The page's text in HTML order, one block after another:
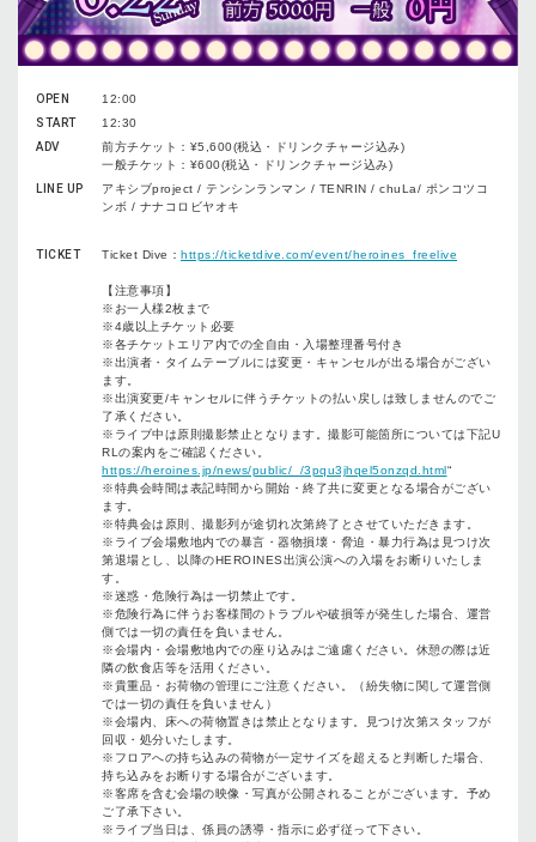
OPEN
12:00
START
12:30
ADV
前方チケット：¥5,600(税込・ドリンクチャージ込み)
一般チケット：¥600(税込・ドリンクチャージ込み)
LINE UP
アキシブproject / テンシンランマン / TENRIN / chuLa/ ポンコツコ
ンボ / ナナコロビヤオキ
TICKET Ticket Dive： https://ticketdive.com/event/heroines_freelive
【注意事項】
※お一人様2枚まで
※4歳以上チケット必要
※各チケットエリア内での全自由・入場整理番号付き
※出演者・タイムテーブルには変更・キャンセルが出る場合がござい
ます。
※出演変更/キャンセルに伴うチケットの払い戻しは致しませんのでご
了承ください。
※ライブ中は原則撮影禁止となります。撮影可能箇所については下記U
RLの案内をご確認ください。
https://heroines.jp/news/public/_/3pqu3jhqel5onzqd.html“
※特典会時間は表記時間から開始・終了共に変更となる場合がござい
ます。
※特典会は原則、撮影列が途切れ次第終了とさせていただきます。
※ライブ会場敷地内での暴言・器物損壊・脅迫・暴力行為は見つけ次
第退場とし、以降のHEROINES出演公演への入場をお断りいたしま
す。
※迷惑・危険行為は一切禁止です。
※危険行為に伴うお客様間のトラブルや破損等が発生した場合、運営
側では一切の責任を負いません。
※会場内・会場敷地内での座り込みはご遠慮ください。休憩の際は近
隣の飲食店等を活用ください。
※貴重品・お荷物の管理にご注意ください。（紛失物に関して運営側
では一切の責任を負いません）
※会場内、床への荷物置きは禁止となります。見つけ次第スタッフが
回収・処分いたします。
※フロアへの持ち込みの荷物が一定サイズを超えると判断した場合、
持ち込みをお断りする場合がございます。
※客席を含む会場の映像・写真が公開されることがございます。予め
ご了承下さい。
※ライブ当日は、係員の誘導・指示に必ず従って下さい。